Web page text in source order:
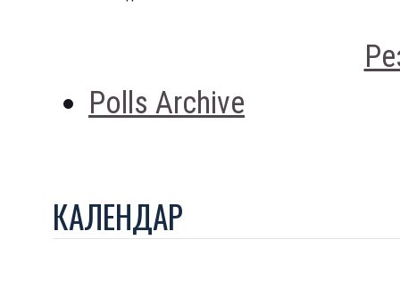
Polls Archive
КАЛЕНДАР